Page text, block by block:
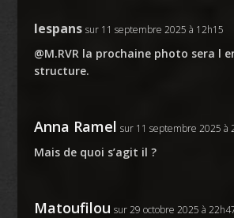
lespans sur 11 septembre 2025 à 12h15
@M.RVR la prochaine photo sera l
structure.
Anna Ramel sur 11 septembre 2025 à
Mais de quoi s’agit il ?
Matoufilou sur 29 octobre 2025 à